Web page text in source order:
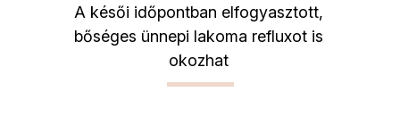
A késői időpontban elfogyasztott,
bőséges ünnepi lakoma refluxot is
okozhat